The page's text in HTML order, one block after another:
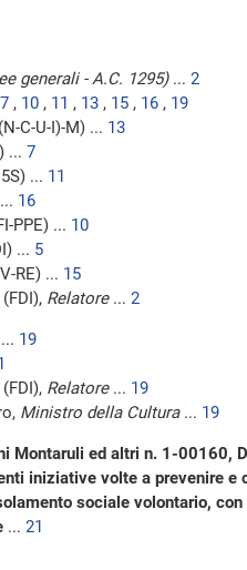
generali - A.C. 1295)... 2
7 , 10 , 11 , 13 , 15 , 16 , 19
C-U-I)-M) ... 13
... 7
... 11
16
PPE) ... 10
... 5
RE) ... 15
Relatore... 2
19
Relatore... 19
Ministro della Cultura... 19
Montaruli ed altri n. 1-00160,
iniziative volte a prevenire e
sociale volontario,
... 21